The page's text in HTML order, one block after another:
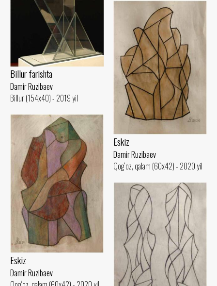
Billur farishta
Damir Ruzibaev
Billur (154x40) - 2019 yil
Eskiz
Damir Ruzibaev
Qog‘oz, qalam (60x42) - 2020 yil
Eskiz
Damir Ruzibaev